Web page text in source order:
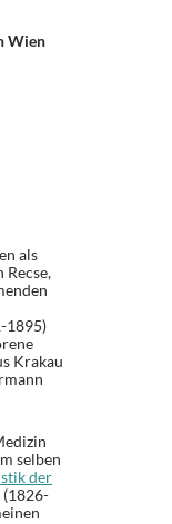
Wien
als
Recse,
1895)
Krakau
selben
der
(1826-